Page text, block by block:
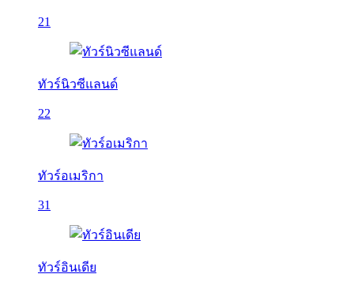
21
ทัวร์นิวซีแลนด์
22
ทัวร์อเมริกา
31
ทัวร์อินเดีย